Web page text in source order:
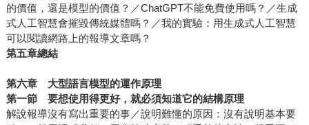
的價值，還是模型的價值？／ChatGPT不能免費使用嗎？／生成
式人工智慧會摧毀傳統媒體嗎？／我的實驗：用生成式人工智慧
可以閱讀網路上的報導文章嗎？
第五章總結
第六章 大型語言模型的運作原理
第一節 要想使用得更好，就必須知道它的結構原理
解說報導沒有寫出重要的事／說明難懂的原因：沒有說明基本要